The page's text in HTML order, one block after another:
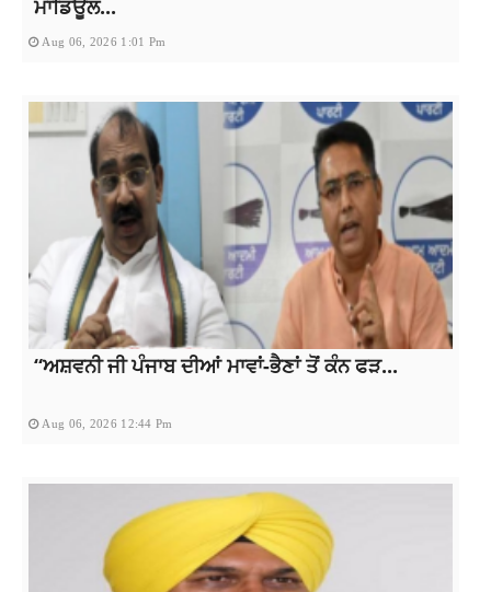
ਮਾਡਿਊਲ...
Aug 06, 2026 1:01 Pm
“ਅਸ਼ਵਨੀ ਜੀ ਪੰਜਾਬ ਦੀਆਂ ਮਾਵਾਂ-ਭੈਣਾਂ ਤੋਂ ਕੰਨ ਫੜ...
Aug 06, 2026 12:44 Pm